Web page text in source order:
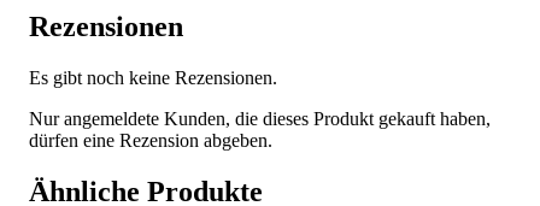
Rezensionen
Es gibt noch keine Rezensionen.
Nur angemeldete Kunden, die dieses Produkt gekauft haben,
dürfen eine Rezension abgeben.
Ähnliche Produkte